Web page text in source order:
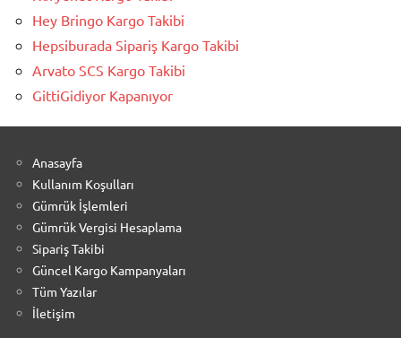
Hey Bringo Kargo Takibi
Hepsiburada Sipariş Kargo Takibi
Arvato SCS Kargo Takibi
GittiGidiyor Kapanıyor
Anasayfa
Kullanım Koşulları
Gümrük İşlemleri
Gümrük Vergisi Hesaplama
Sipariş Takibi
Güncel Kargo Kampanyaları
Tüm Yazılar
İletişim